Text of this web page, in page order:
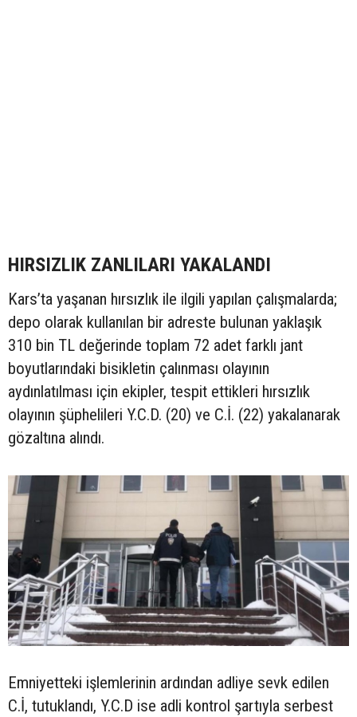
HIRSIZLIK ZANLILARI YAKALANDI
Kars’ta yaşanan hırsızlık ile ilgili yapılan çalışmalarda;
depo olarak kullanılan bir adreste bulunan yaklaşık
310 bin TL değerinde toplam 72 adet farklı jant
boyutlarındaki bisikletin çalınması olayının
aydınlatılması için ekipler, tespit ettikleri hırsızlık
olayının şüphelileri Y.C.D. (20) ve C.İ. (22) yakalanarak
gözaltına alındı.
Emniyetteki işlemlerinin ardından adliye sevk edilen
C.İ, tutuklandı, Y.C.D ise adli kontrol şartıyla serbest